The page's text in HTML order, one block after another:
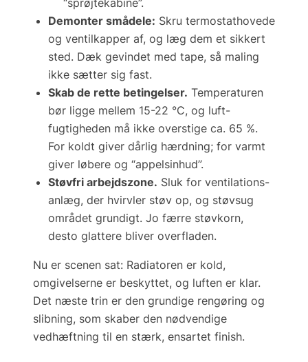
Demonter smådele: Skru termostat­hovede
og ventilkapper af, og læg dem et sikkert
sted. Dæk gevindet med tape, så maling
ikke sætter sig fast.
Skab de rette betingelser. Temperaturen
bør ligge mellem 15-22 °C, og luft­
fugtigheden må ikke overstige ca. 65 %.
For koldt giver dårlig hærdning; for varmt
giver løbere og “appelsinhud”.
Støvfri arbejdszone. Sluk for ventilations­
anlæg, der hvirvler støv op, og støvsug
området grundigt. Jo færre støvkorn,
desto glattere bliver overfladen.
Nu er scenen sat: Radiatoren er kold,
omgivelserne er beskyttet, og luften er klar.
Det næste trin er den grundige rengøring og
slibning, som skaber den nødvendige
vedhæftning til en stærk, ensartet finish.